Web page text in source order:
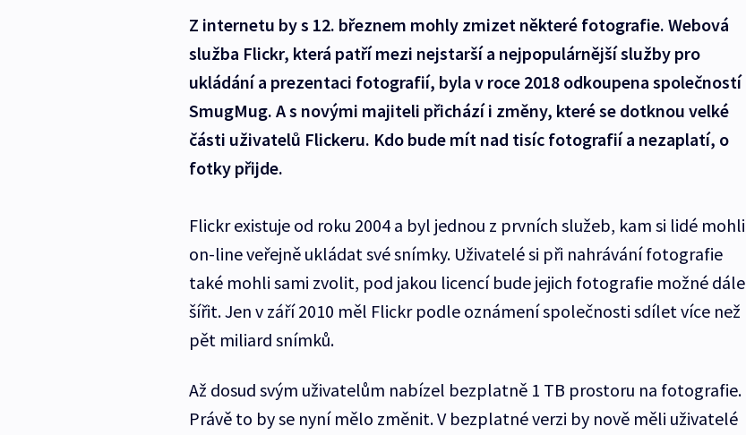
Z internetu by s 12. březnem mohly zmizet některé fotografie. Webová
služba Flickr, která patří mezi nejstarší a nejpopulárnější služby pro
ukládání a prezentaci fotografií, byla v roce 2018 odkoupena společností
SmugMug. A s novými majiteli přichází i změny, které se dotknou velké
části uživatelů Flickeru. Kdo bude mít nad tisíc fotografií a nezaplatí, o
fotky přijde.
Flickr existuje od roku 2004 a byl jednou z prvních služeb, kam si lidé mohli
on-line veřejně ukládat své snímky. Uživatelé si při nahrávání fotografie
také mohli sami zvolit, pod jakou licencí bude jejich fotografie možné dále
šířit. Jen v září 2010 měl Flickr podle oznámení společnosti sdílet více než
pět miliard snímků.
Až dosud svým uživatelům nabízel bezplatně 1 TB prostoru na fotografie.
Právě to by se nyní mělo změnit. V bezplatné verzi by nově měli uživatelé